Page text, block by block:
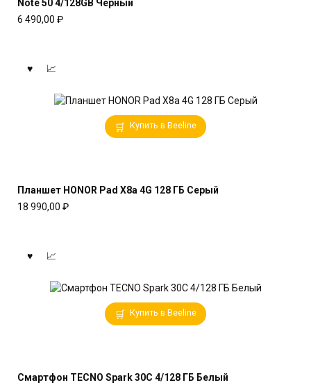
Note 50 4/128GB Чёрный
6 490,00 ₽
Купить в Beeline
Планшет HONOR Pad X8a 4G 128 ГБ Серый
18 990,00 ₽
Купить в Beeline
Смартфон TECNO Spark 30C 4/128 ГБ Белый